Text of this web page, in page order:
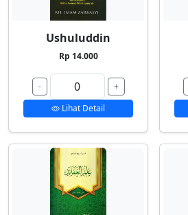
Ushuluddin
Rp 14.000
-
+
Lihat Detail